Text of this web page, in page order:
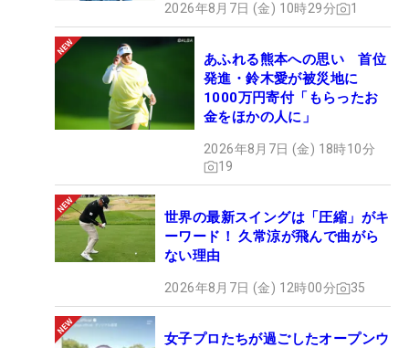
2026年8月7日 (金) 10時29分 1
あふれる熊本への思い 首位
発進・鈴木愛が被災地に
1000万円寄付「もらったお
金をほかの人に」
2026年8月7日 (金) 18時10分
19
世界の最新スイングは「圧縮」がキ
ーワード！ 久常涼が飛んで曲がら
ない理由
2026年8月7日 (金) 12時00分 35
女子プロたちが過ごしたオープンウ